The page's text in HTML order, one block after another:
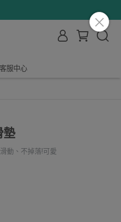
客服中心
墊
動、不掉落!可愛